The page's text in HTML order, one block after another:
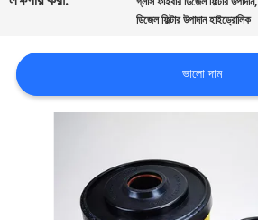
সাইট
ম্যাপ
POLICY
ডিজেল ফিল্টার উপাদান হাইড্রোলিক
ভালো দাম